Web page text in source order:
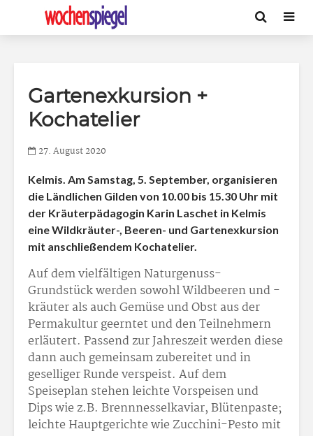
Gartenexkursion +
Kochatelier
27. August 2020
Kelmis. Am Samstag, 5. September, organisieren
die Ländlichen Gilden von 10.00 bis 15.30 Uhr mit
der Kräuterpädagogin Karin Laschet in Kelmis
eine Wildkräuter-, Beeren- und Gartenexkursion
mit anschließendem Kochatelier.
Auf dem vielfältigen Naturgenuss-
Grundstück werden sowohl Wildbeeren und -
kräuter als auch Gemüse und Obst aus der
Permakultur geerntet und den Teilnehmern
erläutert. Passend zur Jahreszeit werden diese
dann auch gemeinsam zubereitet und in
geselliger Runde verspeist. Auf dem
Speiseplan stehen leichte Vorspeisen und
Dips wie z.B. Brennnesselkaviar, Blütenpaste;
leichte Hauptgerichte wie Zucchini-Pesto mit